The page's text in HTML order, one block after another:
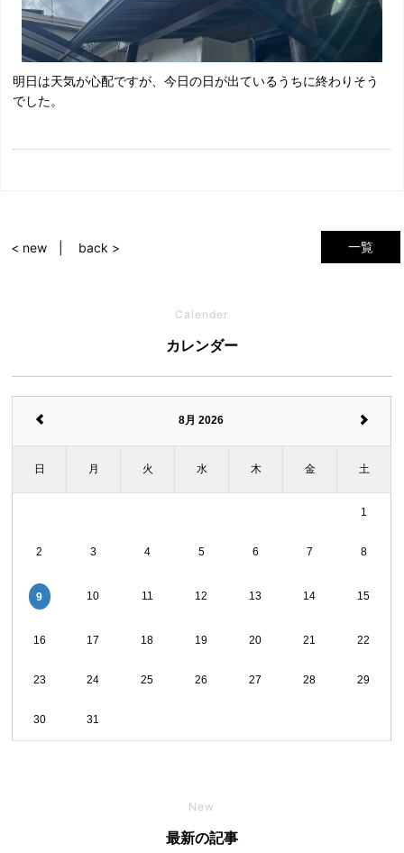
明日は天気が心配ですが、今日の日が出ているうちに終わりそう
でした。
一覧
< new back >
Calender
カレンダー
8月 2026
日 月 火 水 木 金 土
1
2 3 4 5 6 7 8
9 10 11 12 13 14 15
16 17 18 19 20 21 22
23 24 25 26 27 28 29
30 31
New
最新の記事